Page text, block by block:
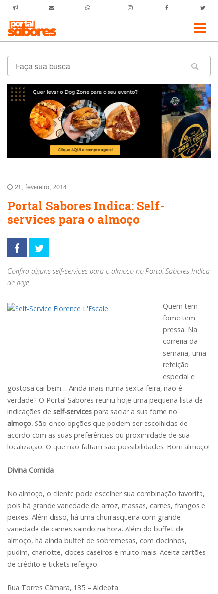
21, fevereiro, 2014
Portal Sabores Indica: Self-
services para o almoço
Confira alguns self-services para o almoço no Portal Sabores Indica
de hoje
Quem tem
fome tem
pressa. Na
correria da
semana, uma
refeição
especial e
gostosa cai bem… Ainda mais numa sexta-feira, não é
verdade? O Portal Sabores reuniu hoje uma pequena lista de
indicações de self-services para saciar a sua fome no
almoço. São cinco opções que podem ser escolhidas de
acordo com as suas preferências ou proximidade de sua
localização. O que não faltam são possibilidades. Bom almoço!
Divina Comida
No almoço, o cliente pode escolher sua combinação favorita,
pois há grande variedade de arroz, massas, carnes, frangos e
peixes. Além disso, há uma churrasqueira com grande
variedade de carnes saindo na hora. Além do buffet de
almoço, há ainda buffet de sobremesas, com docinhos,
pudim, charlotte, doces caseiros e muito mais. Aceita cartões
de crédito e tickets refeição.
Rua Torres Câmara, 135 – Aldeota